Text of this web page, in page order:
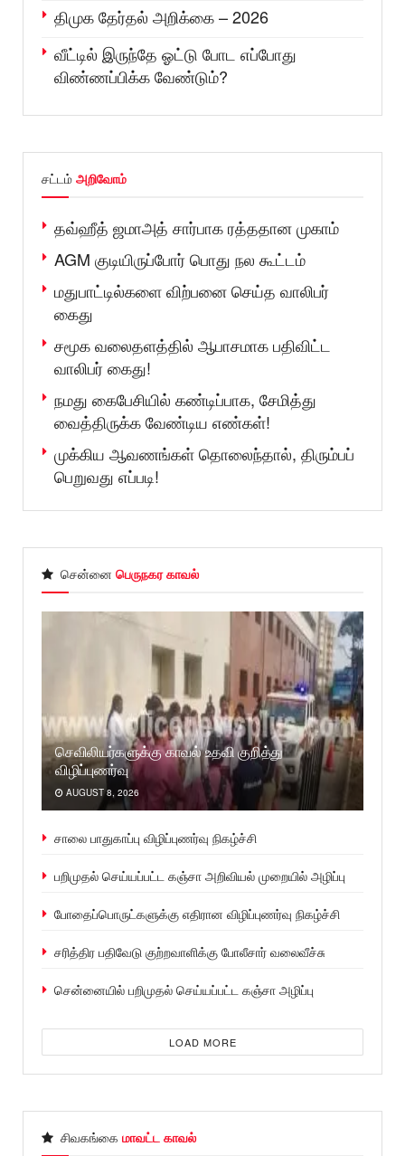
திமுக தேர்தல் அறிக்கை – 2026
வீட்டில் இருந்தே ஓட்டு போட எப்போது
விண்ணப்பிக்க வேண்டும்?
சட்டம் அறிவோம்
தவ்ஹீத் ஜமாஅத் சார்பாக ரத்ததான முகாம்
AGM குடியிருப்போர் பொது நல கூட்டம்
மதுபாட்டில்களை விற்பனை செய்த வாலிபர்
கைது
சமூக வலைதளத்தில் ஆபாசமாக பதிவிட்ட
வாலிபர் கைது!
நமது கைபேசியில் கண்டிப்பாக, சேமித்து
வைத்திருக்க வேண்டிய எண்கள்!
முக்கிய ஆவணங்கள் தொலைந்தால், திரும்பப்
பெறுவது எப்படி!
சென்னை பெருநகர காவல்
செவிலியர்களுக்கு காவல் உதவி குறித்து
விழிப்புணர்வு
AUGUST 8, 2026
சாலை பாதுகாப்பு விழிப்புணர்வு நிகழ்ச்சி
பறிமுதல் செய்யப்பட்ட கஞ்சா அறிவியல் முறையில் அழிப்பு
போதைப்பொருட்களுக்கு எதிரான விழிப்புணர்வு நிகழ்ச்சி
சரித்திர பதிவேடு குற்றவாளிக்கு போலீசார் வலைவீச்சு
சென்னையில் பறிமுதல் செய்யப்பட்ட கஞ்சா அழிப்பு
LOAD MORE
சிவகங்கை மாவட்ட காவல்